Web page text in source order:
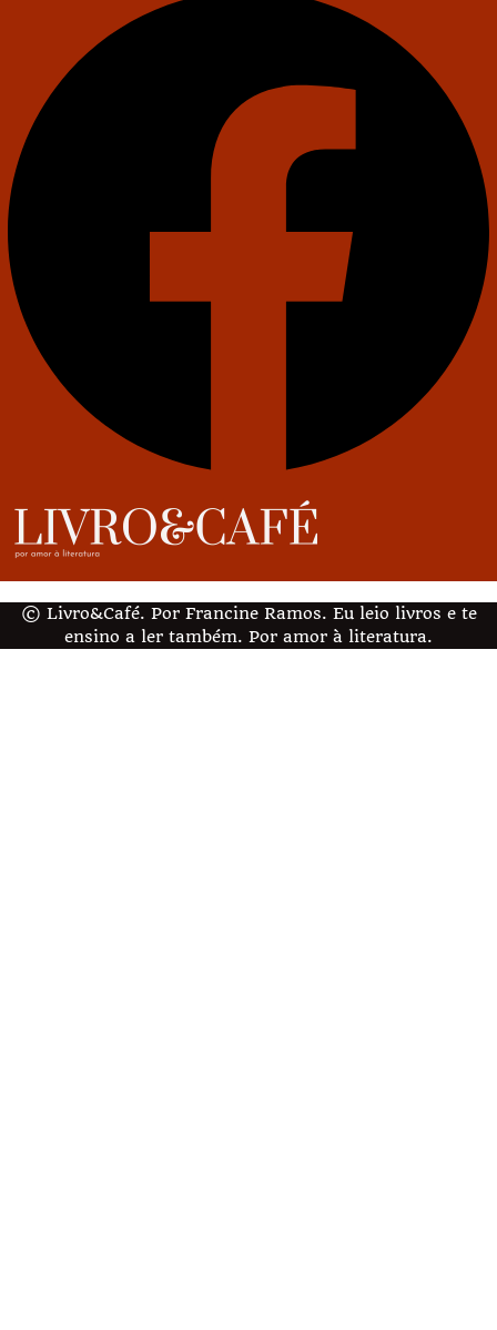
© Livro&Café. Por Francine Ramos. Eu leio livros e te
ensino a ler também. Por amor à literatura.